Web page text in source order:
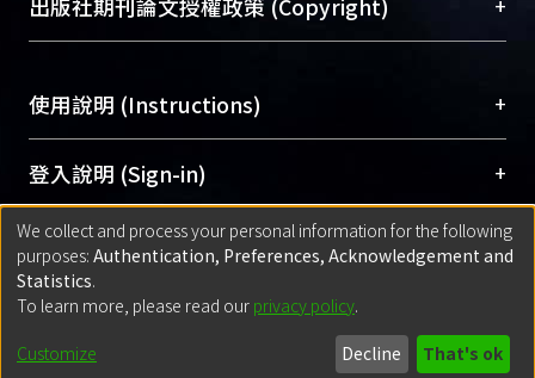
services of “NTU Repository” with “Academic
動，應用在學術研究上是透過將研究著作公開供使
用逐年攀升。同時可加速研究發展、提升研究影響
Archive）平台。 （點選深入了解OA）
出版社期刊論文授權政策 (Copyright)
含部分內容的版權非匯入者所有，或由第三方贊
助與合作完成，請確認該版權所有者及第三方同
意提供此授權。
Please represent that the submission is your
original work, and that you have the right to
grant the rights to upload.
若欲上傳已出版的全文電子檔，可使用
policy finder
網站查詢，以確認出版單位之版權
政策。
使用說明 (Instructions) +
網站簡介(Quickstart Guide)
使用手冊(Instruction Manual)
線上預約服務(Booking Service)
登入說明 (Sign-in) +
方案一：臺灣大學計算機中心帳號登入
(With C&INC Email Account)
方案二：ORCID帳號登入(With ORCID)
匯入著作 (Submission) +
方案一：定期更新ORCID者，以ID匯入
for identifier (ORCID))
Built withDSpace-CRIS software
- Extension maintained and optimized
We collect and process your personal information for the following
purposes: Authentication, Preferences, Acknowledgement and
Statistics.
To learn more, please read our privacy policy.
Customize Decline That's ok